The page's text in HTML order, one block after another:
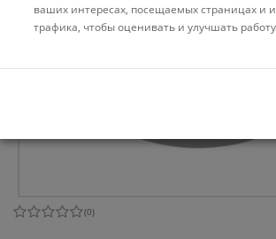
(0)
ваших интересах, посещаемых страницах и
трафика, чтобы оценивать и улучшать